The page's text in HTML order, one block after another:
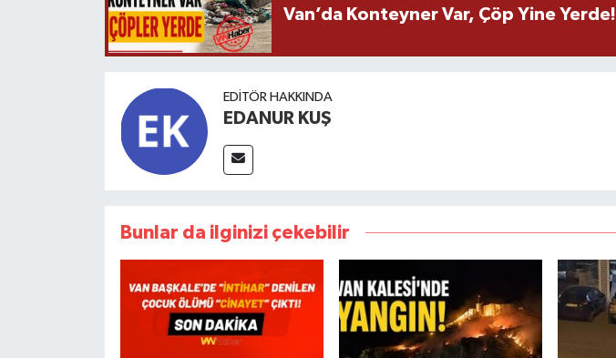
Van’da Konteyner Var, Çöp Yine Yerde!
EDITÖR HAKKINDA
EDANUR KUŞ
Bunlar da ilginizi çekebilir